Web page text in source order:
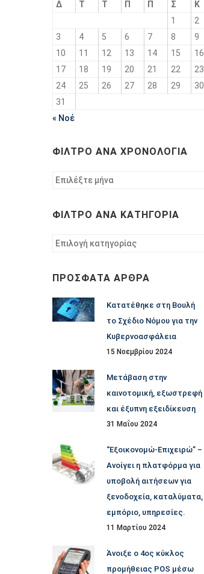
Δ
Τ Τ Π Π Σ
Κ
1
2
3
4 5 6 7 8
9
10
11 12 13 14 15
16
17
18 19 20 21 22
23
24
25 26 27 28 29
30
31
« Νοέ
ΦΊΛΤΡΟ ΑΝΆ ΧΡΟΝΟΛΟΓΊΑ
Φίλτρο
ΦΊΛΤΡΟ ΑΝΆ ΚΑΤΗΓΟΡΊΑ
Φίλτρο
ΠΡΌΣΦΑΤΑ ΆΡΘΡΑ
Κατατέθηκε στη Βουλή
το Σχέδιο Νόμου για την
Κυβερνοασφάλεια
15 Νοεμβρίου 2024
Μετάβαση στην
καινοτομική, εξωστρεφή
και έξυπνη εξειδίκευση
31 Μαΐου 2024
“Εξοικονομώ-Επιχειρώ” –
Ανοίγει η πλατφόρμα για
υποβολή αιτήσεων για
ξενοδοχεία, καταλύματα,
εμπόριο, υπηρεσίες.
11 Μαρτίου 2024
Άνοιξε ο 4ος κύκλος
προμήθειας POS μέσω